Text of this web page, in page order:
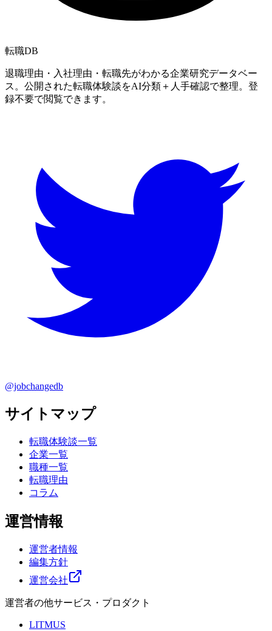
転職DB
退職理由・入社理由・転職先がわかる企業研究データベー
ス。公開された転職体験談をAI分類＋人手確認で整理。登
録不要で閲覧できます。
@jobchangedb
サイトマップ
転職体験談一覧
企業一覧
職種一覧
転職理由
コラム
運営情報
運営者情報
編集方針
運営会社
運営者の他サービス・プロダクト
LITMUS